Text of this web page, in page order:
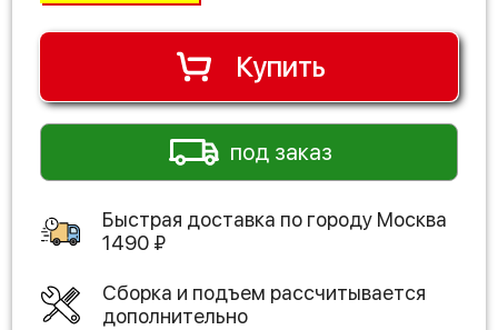
Купить
под заказ
Быстрая доставка по городу Москва
1490 ₽
Сборка и подъем рассчитывается
дополнительно